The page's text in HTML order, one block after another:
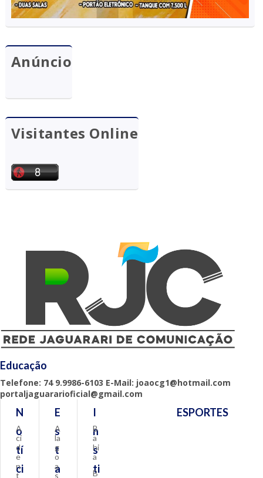
Anúncio
Visitantes Online
Educação
Telefone: 74 9.9986-6103 E-Mail: joaocg1@hotmail.com
portaljaguararioficial@gmail.com
N
o
tí
ci
A
ci
d
e
n
t
E
s
t
a
A
la
g
o
a
s
I
n
s
ti
B
a
hi
a
B
ESPORTES